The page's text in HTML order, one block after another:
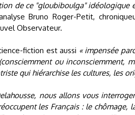
de ce "gloubiboulga" idéologique
Bruno Roger-Petit,
Observateur.
fiction est aussi « impensée
ou inconsciemment,
qui hiérarchise les cultures, les
nous allons vous
les Français : le chômage,